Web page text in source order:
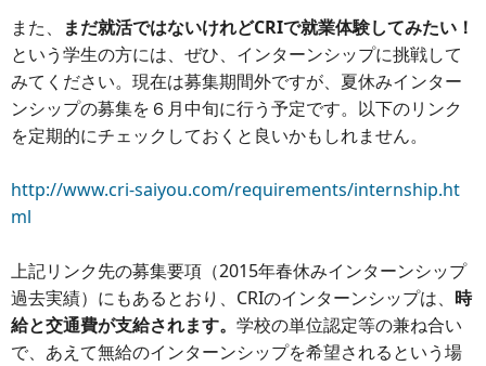
また、
まだ就活ではないけれどCRIで就業体験してみたい！
という学生の方には、ぜひ、インターンシップに挑戦して
みてください。現在は募集期間外ですが、夏休みインター
ンシップの募集を６月中旬に行う予定です。以下のリンク
を定期的にチェックしておくと良いかもしれません。
http://www.cri-saiyou.com/requirements/internship.ht
ml
上記リンク先の募集要項（2015年春休みインターンシップ
過去実績）にもあるとおり、CRIのインターンシップは、 時
給と交通費が支給されます。 学校の単位認定等の兼ね合い
で、あえて無給のインターンシップを希望されるという場